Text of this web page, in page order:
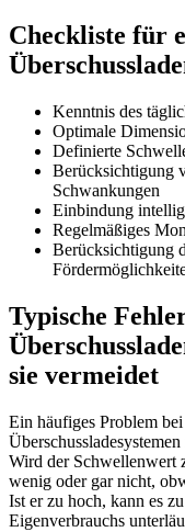
Checkliste für
Kenntnis des
Optimale
Definierte
Berücksichtigung
Schwankungen
Einbindung
Regelmäßiges
Berücksichtigung
Typische
sie vermeidet
Ein häufiges Problem
Wird der Schwellenwert
wenig oder gar nicht,
Ist er zu hoch, kann es
Eigenverbrauchs